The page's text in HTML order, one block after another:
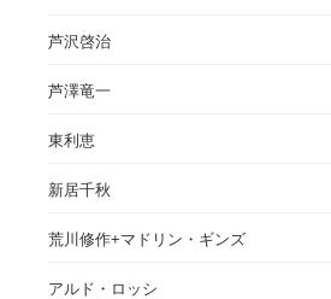
芦沢啓治
芦澤竜一
東利恵
新居千秋
荒川修作+マドリン・ギンズ
アルド・ロッシ